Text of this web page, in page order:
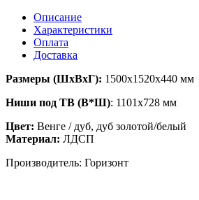
Описание
Характеристики
Оплата
Доставка
Размеры (ШхВхГ): 1500х1520х440 мм
Ниши под ТВ (В*Ш): 1101х728 мм
Цвет: Венге / дуб, дуб золотой/белый
Материал: ЛДСП
Производитель: Горизонт